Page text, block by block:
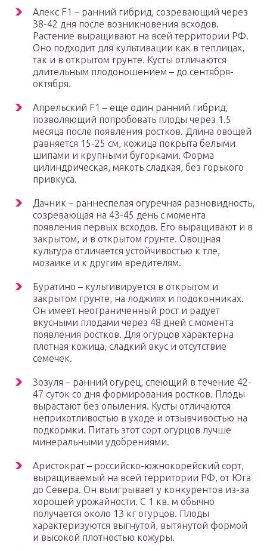
Алекс F1 – ранний гибрид, созревающий через
38-42 дня после возникновения всходов.
Растение выращивают на всей территории РФ.
Оно подходит для культивации как в теплицах,
так и в открытом грунте. Кусты отличаются
длительным плодоношением – до сентября-
октября.
Апрельский F1 – еще один ранний гибрид,
позволяющий попробовать плоды через 1.5
месяца после появления ростков. Длина овощей
равняется 15-25 см, кожица покрыта белыми
шипами и крупными бугорками. Форма
цилиндрическая, мякоть сладкая, без горького
привкуса.
Дачник – раннеспелая огуречная разновидность,
созревающая на 43-45 день с момента
появления первых всходов. Его выращивают и в
закрытом, и в открытом грунте. Овощная
культура отличается устойчивостью к тле,
мозаике и к другим вредителям.
Буратино – культивируется в открытом и
закрытом грунте, на лоджиях и подоконниках.
Он имеет неограниченный рост и радует
вкусными плодами через 48 дней с момента
появления ростков. Для огурцов характерна
плотная кожица, сладкий вкус и отсутствие
семечек.
Зозуля – ранний огурец, спеющий в течение 42-
47 суток со дня формирования ростков. Плоды
вырастают без опыления. Кусты отличаются
неприхотливостью в уходе и отзывчивостью на
подкормки. Питать этот сорт огурцов лучше
минеральными удобрениями.
Аристократ – российско-южнокорейский сорт,
выращиваемый на всей территории РФ, от Юга
до Севера. Он выигрывает у конкурентов из-за
хорошей урожайности. С 1 кв. м обычно
получается около 13 кг огурцов. Плоды
характеризуются выгнутой, вытянутой формой
и высокой плотностью кожуры.